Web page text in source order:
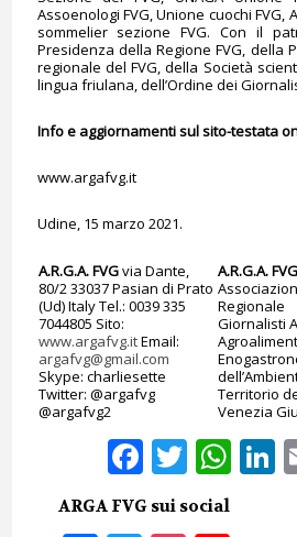
Assoenologi FVG, Unione cuochi FVG,
sommelier sezione FVG. Con il
Presidenza della Regione FVG, della
regionale del FVG, della Società
lingua friulana, dell’Ordine dei
Info e aggiornamenti sul sito-testata
www.argafvg.it
Udine, 15 marzo 2021.
A.R.G.A. FVGvia Dante,
80/2 33037 Pasian di Prato
(Ud) Italy Tel.: 0039 335
7044805 Sito:
www.argafvg.itEmail:
argafvg@gmail.com
Skype: charliesette
Twitter: @argafvg
@argafvg2
A.R.G.A. FVG
Regionale
Giornalisti
Territorio
Venezia
ARGA FVG sui social